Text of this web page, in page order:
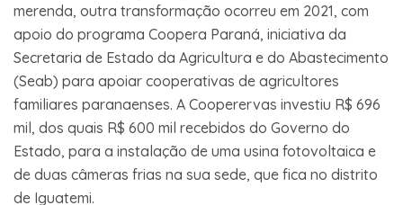
merenda, outra transformação ocorreu em 2021, com
apoio do programa Coopera Paraná, iniciativa da
Secretaria de Estado da Agricultura e do Abastecimento
(Seab) para apoiar cooperativas de agricultores
familiares paranaenses. A Cooperervas investiu R$ 696
mil, dos quais R$ 600 mil recebidos do Governo do
Estado, para a instalação de uma usina fotovoltaica e
de duas câmeras frias na sua sede, que fica no distrito
de Iguatemi.